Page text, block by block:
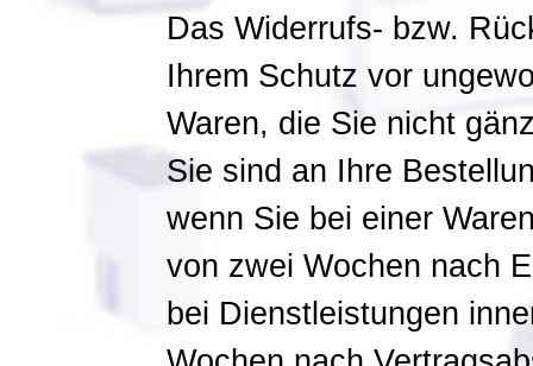
Das Widerrufs- bzw.
Ihrem Schutz vor
Waren, die Sie nicht
Sie sind an Ihre
wenn Sie bei einer
von zwei Wochen nach
bei Dienstleistungen